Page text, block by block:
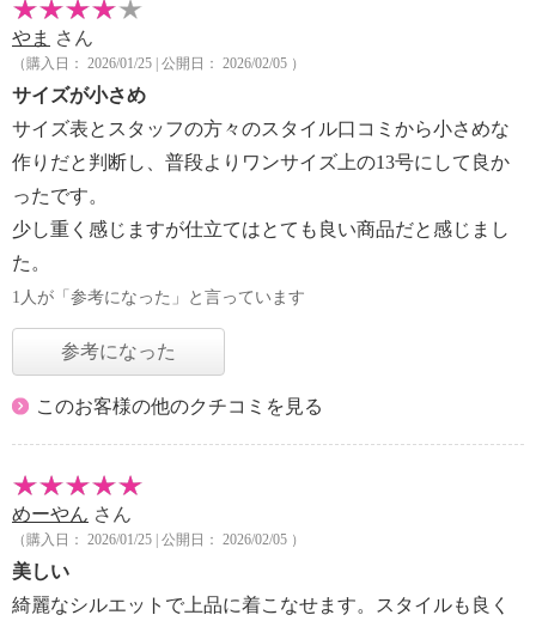
やま さん
（購入日： 2026/01/25 | 公開日： 2026/02/05 ）
サイズが小さめ
サイズ表とスタッフの方々のスタイル口コミから小さめな
作りだと判断し、普段よりワンサイズ上の13号にして良か
ったです。
少し重く感じますが仕立てはとても良い商品だと感じまし
た。
1人が「参考になった」と言っています
参考になった
このお客様の他のクチコミを見る
めーやん さん
（購入日： 2026/01/25 | 公開日： 2026/02/05 ）
美しい
綺麗なシルエットで上品に着こなせます。スタイルも良く